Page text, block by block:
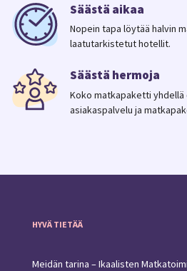
Säästä aikaa
Nopein tapa löytää halvin
laatutarkistetut hotellit.
Säästä hermoja
Koko matkapaketti
asiakaspalvelu ja
HYVÄ TIETÄÄ
Meidän tarina – Ikaalisten